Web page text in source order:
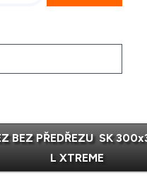
BEZ PŘEDŘEZU SK
L XTREME